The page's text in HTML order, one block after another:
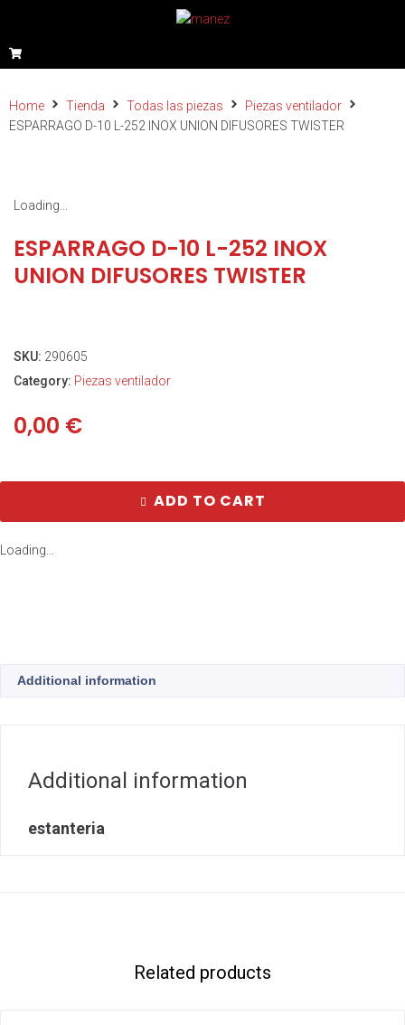
Home Tienda Todas las piezas
Piezas ventilador
ESPARRAGO D-10 L-252 INOX UNION DIFUSORES TWISTER
Loading...
ESPARRAGO D-10 L-252 INOX
UNION DIFUSORES TWISTER
SKU: 290605
Category: Piezas ventilador
0,00 €
ADD TO CART
Loading...
Additional information
Additional information
estanteria
Related products